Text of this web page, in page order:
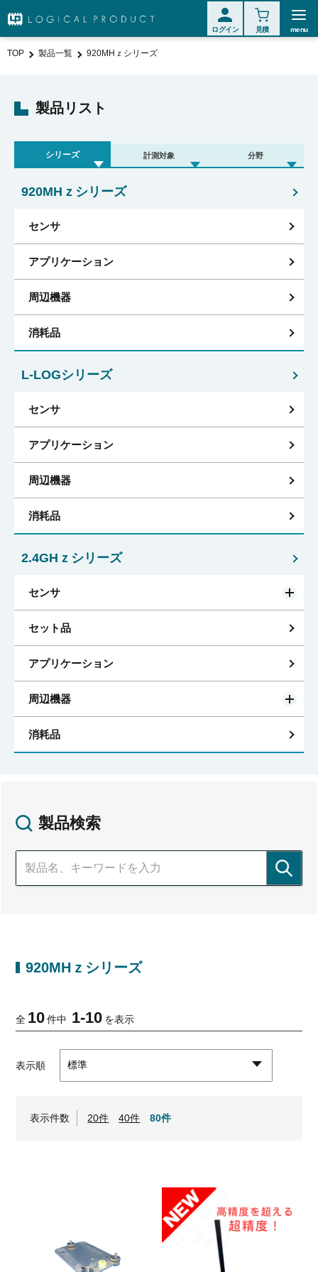
ログイン 見積 menu
TOP 製品一覧 920MHｚシリーズ
製品リスト
シリーズ 計測対象 分野
920MHｚシリーズ
センサ
アプリケーション
周辺機器
消耗品
L-LOGシリーズ
センサ
アプリケーション
周辺機器
消耗品
2.4GHｚシリーズ
センサ
セット品
アプリケーション
周辺機器
消耗品
製品検索
920MHｚシリーズ
全 10 件中 1-10 を表示
表示順
表示件数 20件 40件 80件